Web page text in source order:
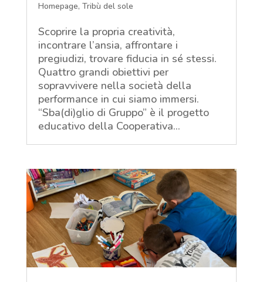
Homepage, Tribù del sole
Scoprire la propria creatività,
incontrare l’ansia, affrontare i
pregiudizi, trovare fiducia in sé stessi.
Quattro grandi obiettivi per
sopravvivere nella società della
performance in cui siamo immersi.
“Sba(di)glio di Gruppo” è il progetto
educativo della Cooperativa...